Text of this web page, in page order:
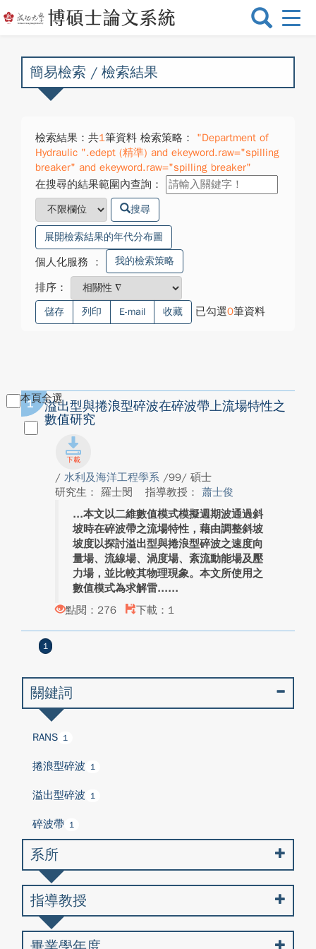
選
換
簡易檢索 / 檢索結果
檢索結果：共1筆資料 檢索策略：
"Department of
Hydraulic ".edept (精準) and ekeyword.raw="spilling
breaker" and ekeyword.raw="spilling breaker"
在搜尋的結果範圍內查詢：
搜尋
展開檢索結果的年代分布圖
個人化服務 ： 我的檢索策略
排序：
儲存 列印 E-mail 收藏 已勾選0筆資料
本頁全選
1
溢出型與捲浪型碎波在碎波帶上流場特性之
數值研究
/ 水利及海洋工程學系 /99/ 碩士
研究生： 羅士閔
指導教授： 蕭士俊
本文以二維數值模式模擬週期波通過斜
坡時在碎波帶之流場特性，藉由調整斜坡
坡度以探討溢出型與捲浪型碎波之速度向
量場、流線場、渦度場、紊流動能場及壓
力場，並比較其物理現象。本文所使用之
數值模式為求解雷...
點閱：276
下載：1
1
關鍵詞
RANS 1
捲浪型碎波 1
溢出型碎波 1
碎波帶 1
系所
指導教授